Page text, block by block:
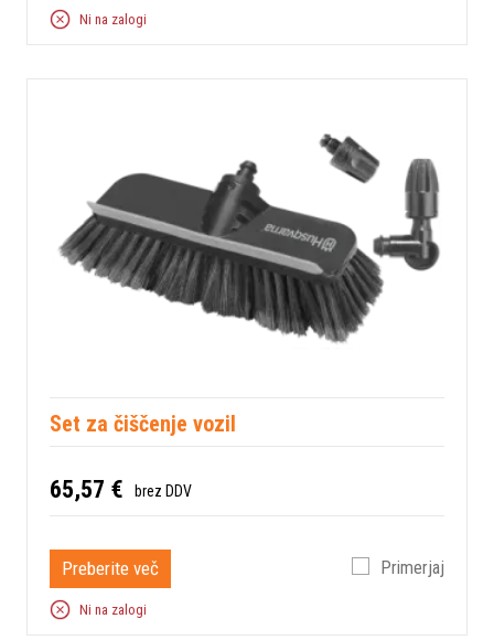
Ni na zalogi
Set za čiščenje vozil
65,57 € brez DDV
Preberite več Primerjaj
Ni na zalogi